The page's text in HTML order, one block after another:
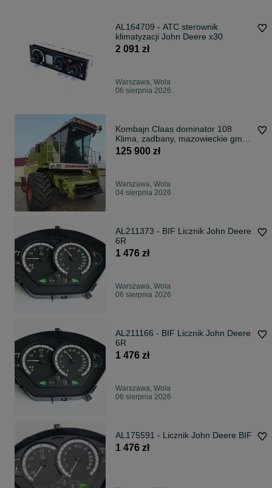
AL164709 - ATC sterownik
klimatyzacji John Deere x30
2 091 zł
Warszawa, Wola
06 sierpnia 2026
Kombajn Claas dominator 108
Klima, zadbany, mazowieckie gm.
Repki 08-307
125 900 zł
Warszawa, Wola
04 sierpnia 2026
AL211373 - BIF Licznik John Deere
6R
1 476 zł
Warszawa, Wola
06 sierpnia 2026
AL211166 - BIF Licznik John Deere
6R
1 476 zł
Warszawa, Wola
06 sierpnia 2026
AL175591 - Licznik John Deere BIF
1 476 zł